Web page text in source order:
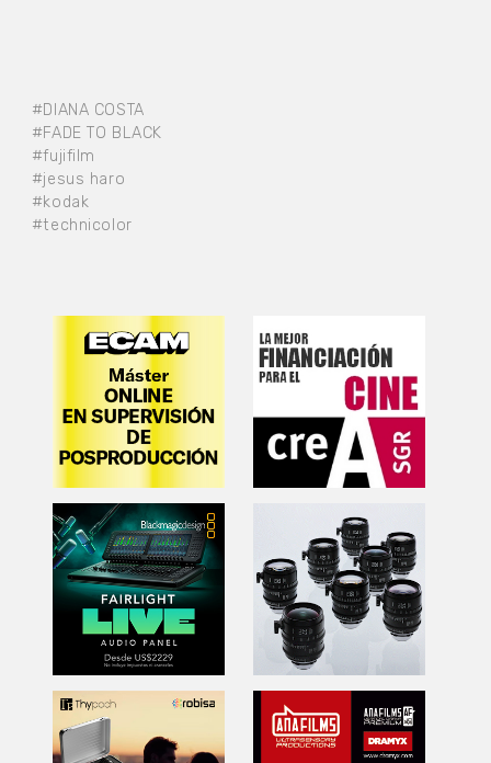
#DIANA COSTA
#FADE TO BLACK
#fujifilm
#jesus haro
#kodak
#technicolor